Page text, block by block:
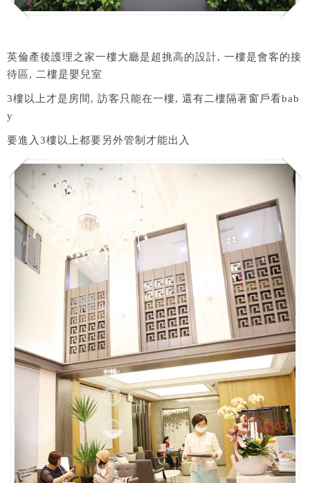
英倫產後護理之家一樓大廳是超挑高的設計, 一樓是會客的接
待區, 二樓是嬰兒室
3樓以上才是房間, 訪客只能在一樓, 還有二樓隔著窗戶看bab
y
要進入3樓以上都要另外管制才能出入